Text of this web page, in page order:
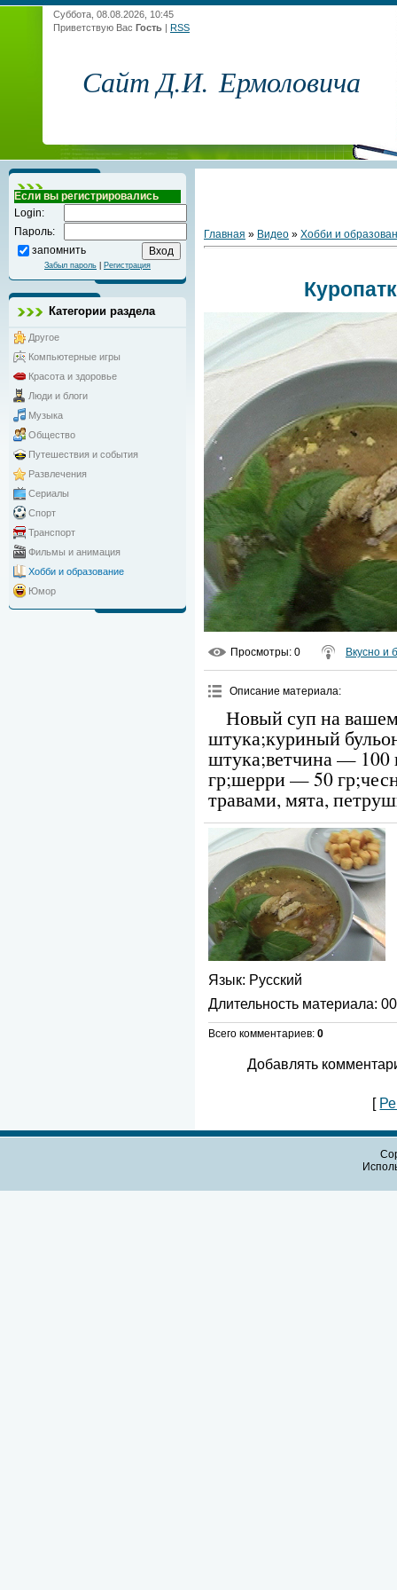
Суббота, 08.08.2026, 10:45
Приветствую Вас Гость | RSS
Сайт Д.И. Ермоловича
Если вы регистрировались
Login:
Пароль:
запомнить
Забыл пароль Регистрация
Категории раздела
Другое
Компьютерные игры
Красота и здоровье
Люди и блоги
Музыка
Общество
Путешествия и события
Развлечения
Сериалы
Спорт
Транспорт
Фильмы и анимация
Хобби и образование
Юмор
Главная » Видео » Хобби и
Просмотры: 0 Вкусно и
Описание материала:
Новый суп на
штука;куриный
штука;ветчина —
гр;шерри — 50
травами, мята,
Язык: Русский
Длительность материала:
Всего комментариев: 0
Добавлять
[